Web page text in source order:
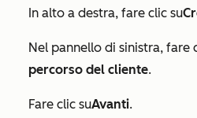
In alto a destra, fare clic su
Nel pannello di sinistra, fare
percorso del cliente.
Fare clic suAvanti.